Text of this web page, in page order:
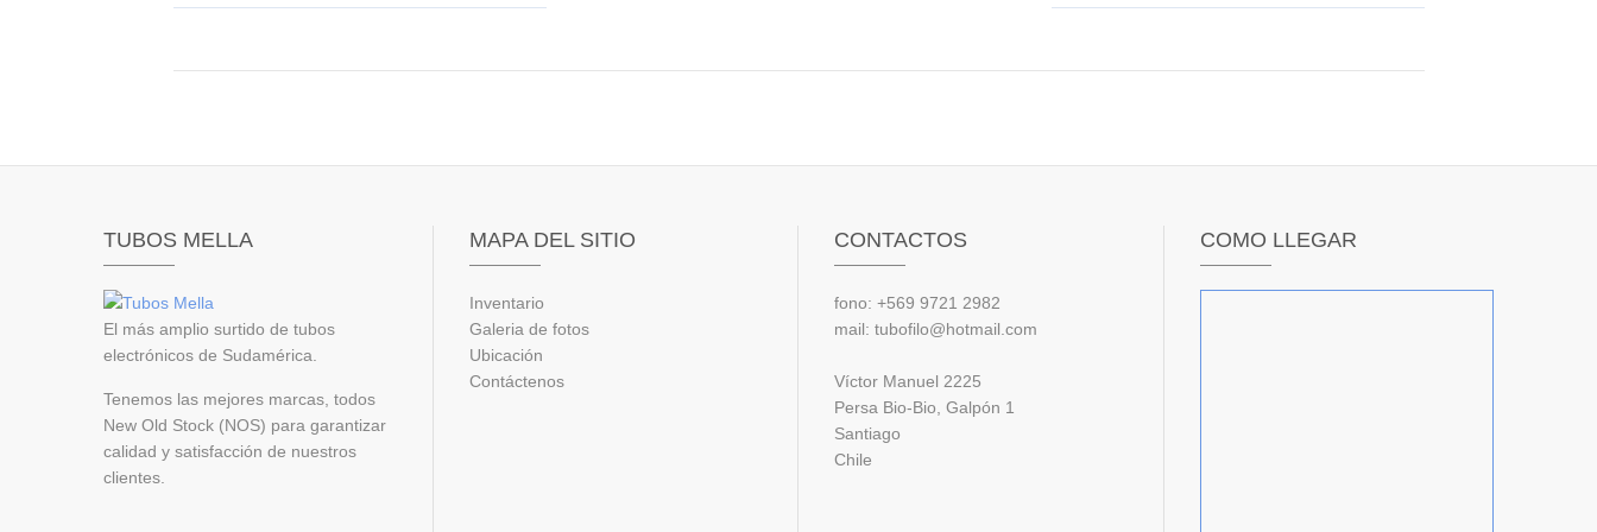
TUBOS MELLA
El más amplio surtido de tubos
electrónicos de Sudamérica.
Tenemos las mejores marcas, todos
New Old Stock (NOS) para garantizar
calidad y satisfacción de nuestros
clientes.
MAPA DEL SITIO
Inventario
Galeria de fotos
Ubicación
Contáctenos
CONTACTOS
fono: +569 9721 2982
mail: tubofilo@hotmail.com
Víctor Manuel 2225
Persa Bio-Bio, Galpón 1
Santiago
Chile
COMO LLEGAR